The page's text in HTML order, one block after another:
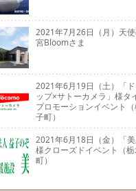
2021年7月26日（月）天
宮Bloomさま
2021年6月19日（土）「ド
ップ×サトーカメラ」様タ
プロモーションイベント
子町）
2021年6月18日（金）「美
様クローズドイベント（
町）